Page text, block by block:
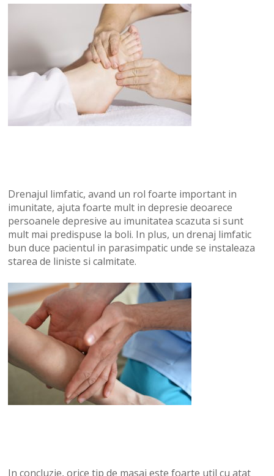
Drenajul limfatic, avand un rol foarte important in
imunitate, ajuta foarte mult in depresie deoarece
persoanele depresive au imunitatea scazuta si sunt
mult mai predispuse la boli. In plus, un drenaj limfatic
bun duce pacientul in parasimpatic unde se instaleaza
starea de liniste si calmitate.
In concluzie, orice tip de masaj este foarte util cu atat